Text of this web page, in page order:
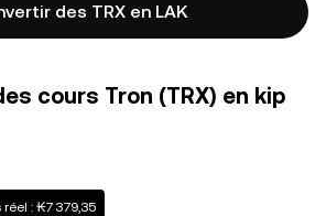
des TRX en LAK
cours Tron (TRX) en kip
: ₭7 379,35